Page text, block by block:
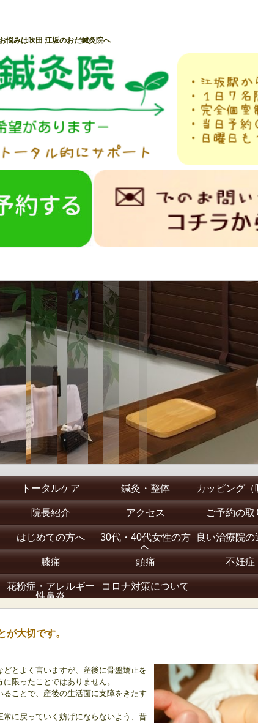
悩みは吹田 江坂のおだ鍼灸院へ
トータルケア 鍼灸・整体 カッピング（
院長紹介 アクセス ご予約の取
はじめての方へ
30代・40代女性の方
へ
良い治療院の
膝痛 頭痛 不妊症
花粉症・アレルギー
性鼻炎
コロナ対策について
が大切です。
とよく言いますが、産後に骨盤矯正を
限ったことではありません。
ことで、産後の生活面に支障をきたす
に戻っていく妨げにならないよう、昔